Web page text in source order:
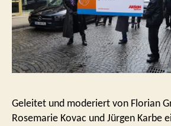
Geleitet und moderiert von Florian
Rosemarie Kovac und Jürgen Karbe